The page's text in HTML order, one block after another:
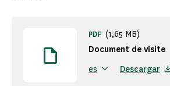
Document de visite
PDF (1,65 MB)
es Descargar